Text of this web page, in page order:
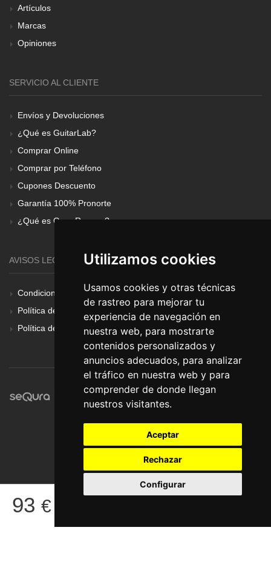
Utilizamos cookies
Usamos cookies y otras técnicas
de rastreo para mejorar tu
experiencia de navegación en
nuestra web, para mostrarte
contenidos personalizados y
anuncios adecuados, para analizar
el tráfico en nuestra web y para
comprender de donde llegan
nuestros visitantes.
Aceptar
Rechazar
Configurar
93 €
Artículos
Marcas
Opiniones
SERVICIO AL CLIENTE
Envíos y Devoluciones
¿Qué es GuitarLab?
Comprar Online
Comprar por Teléfono
Cupones Descuento
Garantía 100% Pronorte
¿Qué es Gear Renove?
AVISOS LEGALES
Condiciones Generales
Política de Cookies
Política de Privacidad
© Pronorte Sonido SL. Todos los derechos reservados.